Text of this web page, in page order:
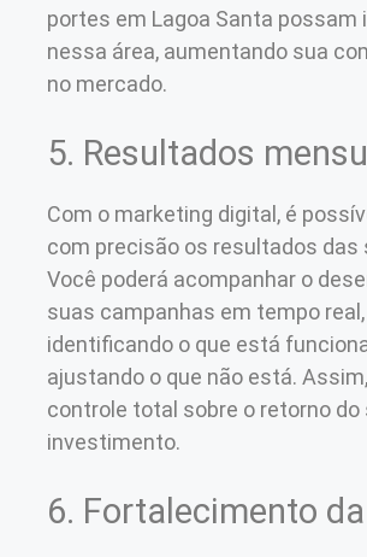
portes em Lagoa Santa possam
nessa área, aumentando sua
no mercado.
5. Resultados
Com o marketing digital, é
com precisão os resultados das
Você poderá acompanhar o
suas campanhas em tempo real,
identificando o que está
ajustando o que não está.
controle total sobre o retorno do
investimento.
6. Fortalecimento